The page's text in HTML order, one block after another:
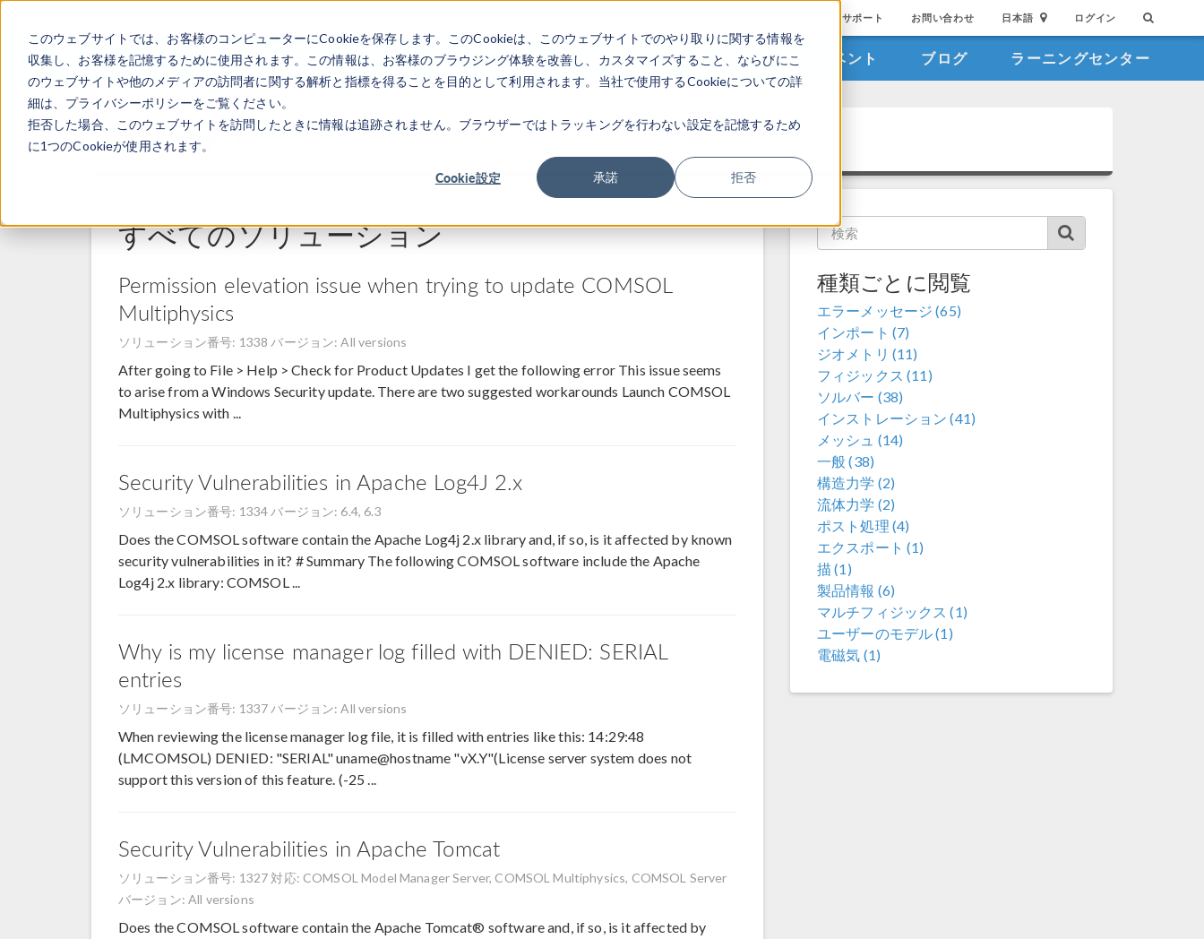
このウェブサイトでは、お客様のコンピューターにCookieを保存します。このCookieは、このウェブサイトでのやり取りに関する情報を
収集し、お客様を記憶するために使用されます。この情報は、お客様のブラウジング体験を改善し、カスタマイズすること、ならびにこ
のウェブサイトや他のメディアの訪問者に関する解析と指標を得ることを目的として利用されます。当社で使用するCookieについての詳
細は、プライバシーポリシーをご覧ください。
拒否した場合、このウェブサイトを訪問したときに情報は追跡されません。ブラウザーではトラッキングを行わない設定を記憶するため
に1つのCookieが使用されます。
Cookie設定 承諾 拒否
サポート お問い合わせ 日本語 ログイン
製品 業界 ビデオギャラリ イベント ブログ ラーニングセンター
サポートナレッジベース
すべてのソリューション
Permission elevation issue when trying to update COMSOL
Multiphysics
ソリューション番号: 1338 バージョン: All versions
After going to File > Help > Check for Product Updates I get the following error This issue seems
to arise from a Windows Security update. There are two suggested workarounds Launch COMSOL
Multiphysics with ...
Security Vulnerabilities in Apache Log4J 2.x
ソリューション番号: 1334 バージョン: 6.4, 6.3
Does the COMSOL software contain the Apache Log4j 2.x library and, if so, is it affected by known
security vulnerabilities in it? # Summary The following COMSOL software include the Apache
Log4j 2.x library: COMSOL ...
Why is my license manager log filled with DENIED: SERIAL
entries
ソリューション番号: 1337 バージョン: All versions
When reviewing the license manager log file, it is filled with entries like this: 14:29:48
(LMCOMSOL) DENIED: "SERIAL" uname@hostname "vX.Y"(License server system does not
support this version of this feature. (-25 ...
Security Vulnerabilities in Apache Tomcat
ソリューション番号: 1327 対応: COMSOL Model Manager Server, COMSOL Multiphysics, COMSOL Server
バージョン: All versions
Does the COMSOL software contain the Apache Tomcat® software and, if so, is it affected by
種類ごとに閲覧
エラーメッセージ (65)
インポート (7)
ジオメトリ (11)
フィジックス (11)
ソルバー (38)
インストレーション (41)
メッシュ (14)
一般 (38)
構造力学 (2)
流体力学 (2)
ポスト処理 (4)
エクスポート (1)
描 (1)
製品情報 (6)
マルチフィジックス (1)
ユーザーのモデル (1)
電磁気 (1)